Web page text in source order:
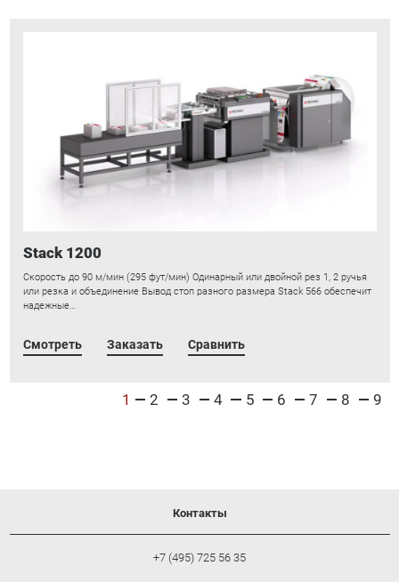
Stack 1200
Скорость до 90 м/мин (295 фут/мин) Одинарный или двойной рез 1, 2 ручья
или резка и объединение Вывод стоп разного размера Stack 566 обеспечит
надежные…
Смотреть Заказать Сравнить
1 2 3 4 5 6 7 8 9
Контакты
+7 (495) 725 56 35